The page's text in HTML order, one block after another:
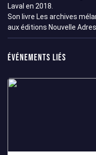
Laval en 2018.
Son livre Les archives
aux éditions Nouvelle
Événements liés